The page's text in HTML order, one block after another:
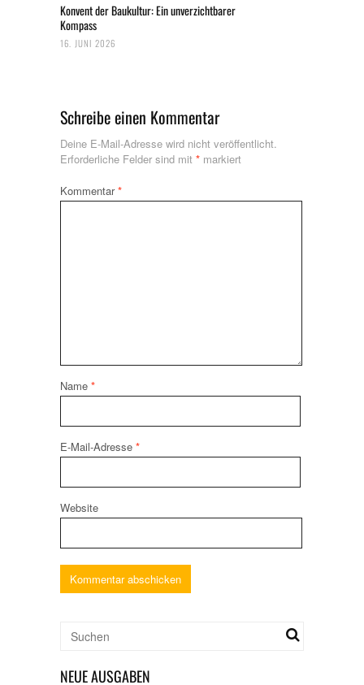
Konvent der Baukultur: Ein unverzichtbarer
Kompass
16. JUNI 2026
Schreibe einen Kommentar
Deine E-Mail-Adresse wird nicht veröffentlicht.
Erforderliche Felder sind mit * markiert
Kommentar*
Name *
E-Mail-Adresse *
Website
NEUE AUSGABEN